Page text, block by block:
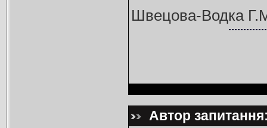
Швецова-Водка
Автор